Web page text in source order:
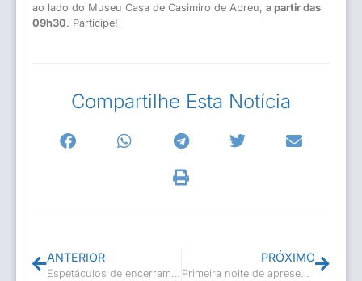
ao lado do Museu Casa de Casimiro de Abreu, a partir das
09h30. Participe!
Compartilhe Esta Notícia
ANTERIOR
Espetáculos de encerramento das turmas de teatro
PRÓXIMO
Primeira noite de apresentações de encerramento do ano letivo da Escola de Teatro de Casimiro de Abreu